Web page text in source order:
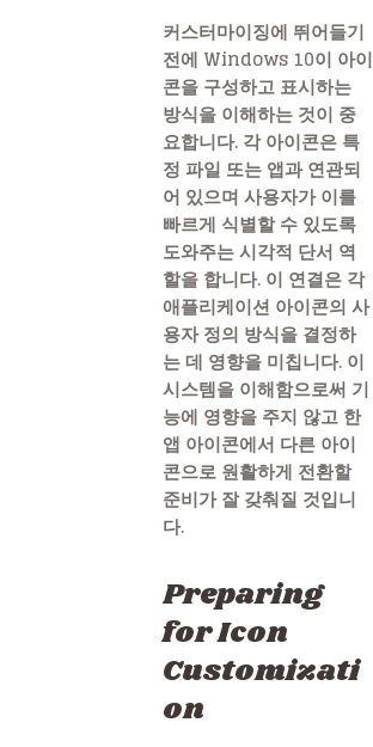
커스터마이징에 뛰어들기
전에 Windows 10이 아이
콘을 구성하고 표시하는
방식을 이해하는 것이 중
요합니다. 각 아이콘은 특
정 파일 또는 앱과 연관되
어 있으며 사용자가 이를
빠르게 식별할 수 있도록
도와주는 시각적 단서 역
할을 합니다. 이 연결은 각
애플리케이션 아이콘의 사
용자 정의 방식을 결정하
는 데 영향을 미칩니다. 이
시스템을 이해함으로써 기
능에 영향을 주지 않고 한
앱 아이콘에서 다른 아이
콘으로 원활하게 전환할
준비가 잘 갖춰질 것입니
다.
Preparing
for Icon
Customizati
on